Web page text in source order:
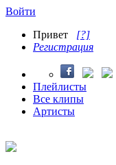
Войти
Привет [?]
Регистрация
Плейлисты
Все клипы
Артисты